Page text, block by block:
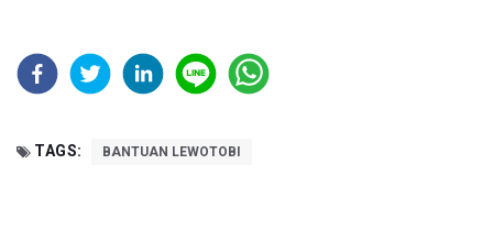
TAGS: BANTUAN LEWOTOBI